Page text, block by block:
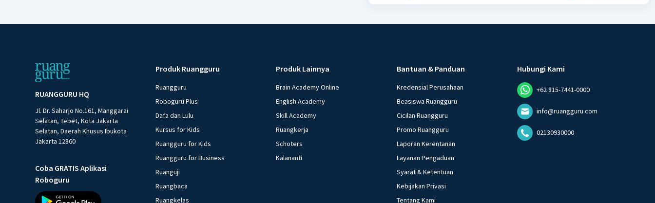
RUANGGURU HQ
Jl. Dr. Saharjo No.161, Manggarai
Selatan, Tebet, Kota Jakarta
Selatan, Daerah Khusus Ibukota
Jakarta 12860
Coba GRATIS Aplikasi
Roboguru
Produk Ruangguru
Ruangguru
Roboguru Plus
Dafa dan Lulu
Kursus for Kids
Ruangguru for Kids
Ruangguru for Business
Ruanguji
Ruangbaca
Ruangkelas
Produk Lainnya
Brain Academy Online
English Academy
Skill Academy
Ruangkerja
Schoters
Kalananti
Bantuan & Panduan
Kredensial Perusahaan
Beasiswa Ruangguru
Cicilan Ruangguru
Promo Ruangguru
Laporan Kerentanan
Layanan Pengaduan
Syarat & Ketentuan
Kebijakan Privasi
Tentang Kami
Hubungi Kami
+62 815-7441-0000
info@ruangguru.com
02130930000